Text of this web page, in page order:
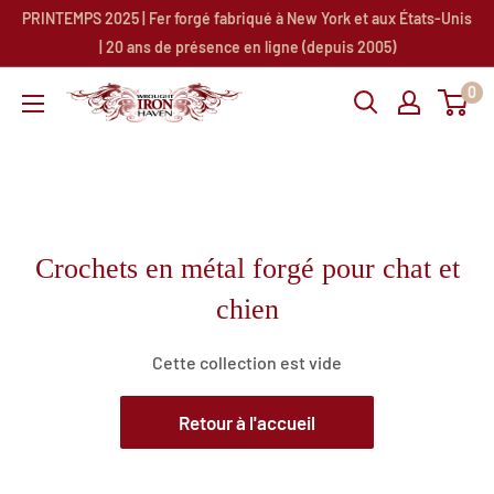
PasserPRINTEMPS 2025 | Fer forgé fabriqué à New York et aux États-Unis
| 20 ans de présence en ligne (depuis 2005)
Wrought
0
Crochets en métal forgé pour chat et
chien
Cette collection est vide
Retour à l'accueil